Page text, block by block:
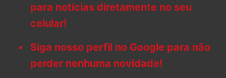
para notícias diretamente no seu
celular!
Siga nosso perfil no Google para não
perder nenhuma novidade!